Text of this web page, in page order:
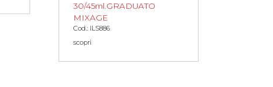
30/45ml.GRADUATO
MIXAGE
Cod.: ILS886
scopri